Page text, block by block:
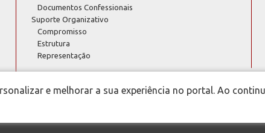
Documentos Confessionais
Suporte Organizativo
Compromisso
Estrutura
Representação
e melhorar a sua experiência no portal. Ao